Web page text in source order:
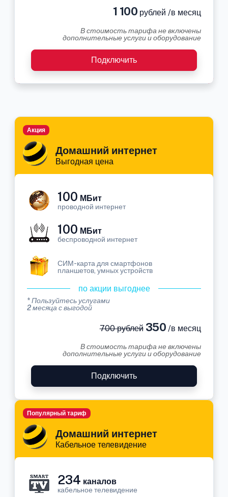
1 100 рублей /в месяц
В стоимость тарифа не включены
дополнительные услуги и оборудование
Подключить
Домашний интернет
Выгодная цена
Акция
100 МБит
проводной интернет
100 МБит
беспроводной интернет
СИМ-карта для смартфонов
планшетов, умных устройств
по акции выгоднее
* Пользуйтесь услугами
2 месяца с выгодой
700 рублей350 /в месяц
В стоимость тарифа не включены
дополнительные услуги и оборудование
Подключить
Домашний интернет
Кабельное телевидение
Популярный тариф
234 каналов
кабельное телевидение